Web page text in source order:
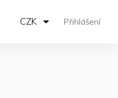
CZK Přihlášení